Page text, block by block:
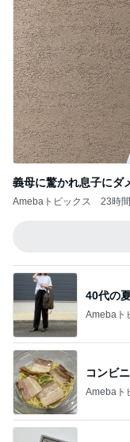
義母に驚かれ息子にダ
Amebaトピックス 23時
40代の
Amebaト
コンビ
Amebaト